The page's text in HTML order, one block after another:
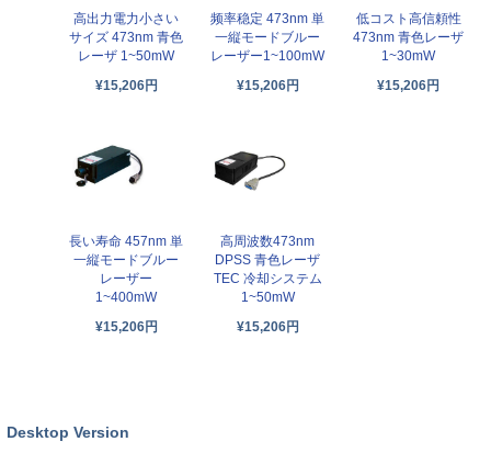
高出力電力小さい
サイズ 473nm 青色
レーザ 1~50mW
¥15,206円
频率稳定 473nm 単
一縦モードブルー
レーザー1~100mW
¥15,206円
低コスト高信頼性
473nm 青色レーザ
1~30mW
¥15,206円
長い寿命 457nm 単
一縦モードブルー
レーザー
1~400mW
¥15,206円
高周波数473nm
DPSS 青色レーザ
TEC 冷却システム
1~50mW
¥15,206円
Desktop Version